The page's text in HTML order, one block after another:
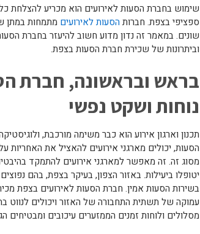
שימוש בחברת הסעות לאירועים הוא מכריע להצלחת כל
ספציפי בצפת. חברות הסעות לאירועים מתמחות במתן
שונים. במאמר זה נדון מדוע חשוב להיעזר בחברת
וביתרונות של שכירת חברת הסעות בצפת.
בראש ובראשונה, חברת
נוחות ושקט נפשי
תכנון וארגון אירוע הוא כבר משימה מורכבת,
הסעות, יכולים מארגני אירועים להאציל את האחריות
מסוג זה. זה מאפשר למארגני אירועים להתמקד
יטופלו ביעילות. באזור הצפון, בעיקר בצפת, בהם
בשירות הסעות אמין. חברת הסעות לאירועים בצפת
עמוקה של תשתית התחבורה של האזור ויכולים לנווט
מסלולים ולוחות זמנים הממזערים עיכובים ומבטיחים